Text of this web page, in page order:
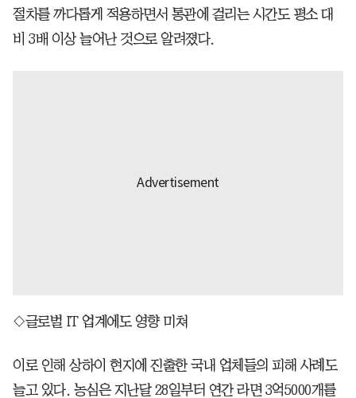
절차를 까다롭게 적용하면서 통관에 걸리는 시간도 평소 대
비 3배 이상 늘어난 것으로 알려졌다.
◇글로벌 IT 업계에도 영향 미쳐
이로 인해 상하이 현지에 진출한 국내 업체들의 피해 사례도
늘고 있다. 농심은 지난달 28일부터 연간 라면 3억5000개를